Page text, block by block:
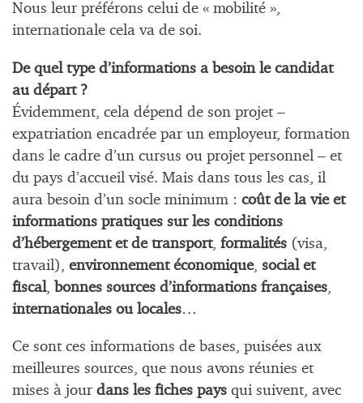
Nous leur préférons celui de « mobilité »,
internationale cela va de soi.
De quel type d’informations a besoin le candidat
au départ ?
Évidemment, cela dépend de son projet –
expatriation encadrée par un employeur, formation
dans le cadre d’un cursus ou projet personnel – et
du pays d’accueil visé. Mais dans tous les cas, il
aura besoin d’un socle minimum : coût de la vie et
informations pratiques sur les conditions
d’hébergement et de transport, formalités (visa,
travail), environnement économique, social et
fiscal, bonnes sources d’informations françaises
internationales ou locales…
Ce sont ces informations de bases, puisées aux
meilleures sources, que nous avons réunies et
mises à jour dans les fiches pays qui suivent, avec